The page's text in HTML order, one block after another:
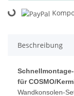
Loading...
Beschreibung
für COSMO/
Wandkonsolen-